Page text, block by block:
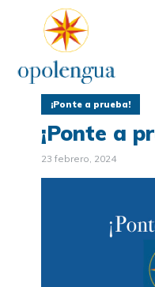
¡Ponte a prueba!
¡Ponte a
23 febrero, 2024